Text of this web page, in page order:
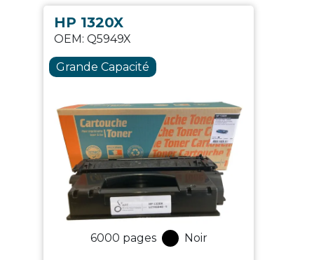
HP 1320X
OEM: Q5949X
Grande Capacité
6000 pages Noir